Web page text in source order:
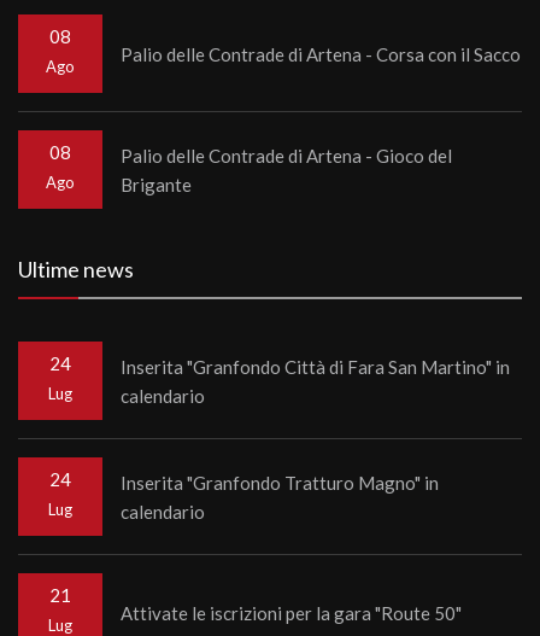
08
Ago
Palio delle Contrade di Artena - Corsa con il Sacco
08
Ago
Palio delle Contrade di Artena - Gioco del
Brigante
Ultime news
24
Lug
Inserita "Granfondo Città di Fara San Martino" in
calendario
24
Lug
Inserita "Granfondo Tratturo Magno" in
calendario
21
Lug
Attivate le iscrizioni per la gara "Route 50"